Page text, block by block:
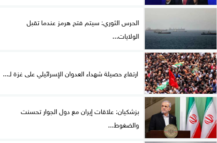
الحرس الثوري: سيتم فتح هرمز عندما تقبل
الولايات...
ارتفاع حصيلة شهداء العدوان الإسرائيلي على غزة لـ...
بزشكيان: علاقات إيران مع دول الجوار تحسنت
والضغوط...